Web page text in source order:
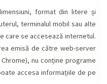
format din litere și
terminalul mobil sau alte
care se accesează internetul.
emisă de către web-server
nu conține programe
accesa informațiile de pe